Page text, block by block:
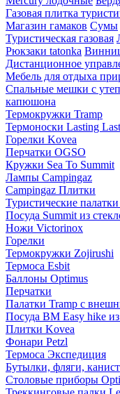
Газовая плитка
Магазин гамаков Сумы
Туристическая газовая
Рюкзаки tatonka
Дистанционное
Мебель для отдыха
Спальные мешки с
капюшона
Термокружки Tramp
Термоноски Lasting
Горелки Kovea
Перчатки OGSO
Кружки Sea To Summit
Лампы Campingaz
Campingaz Плитки
Туристические
Посуда Summit из
Ножи Victorinox
Горелки
Термокружки Zojirushi
Термоса Esbit
Баллоны Optimus
Перчатки
Палатки Tramp с
Посуда BM Easy hike
Плитки Kovea
Фонари Petzl
Термоса Экспедиция
Бутылки, фляги,
Столовые приборы